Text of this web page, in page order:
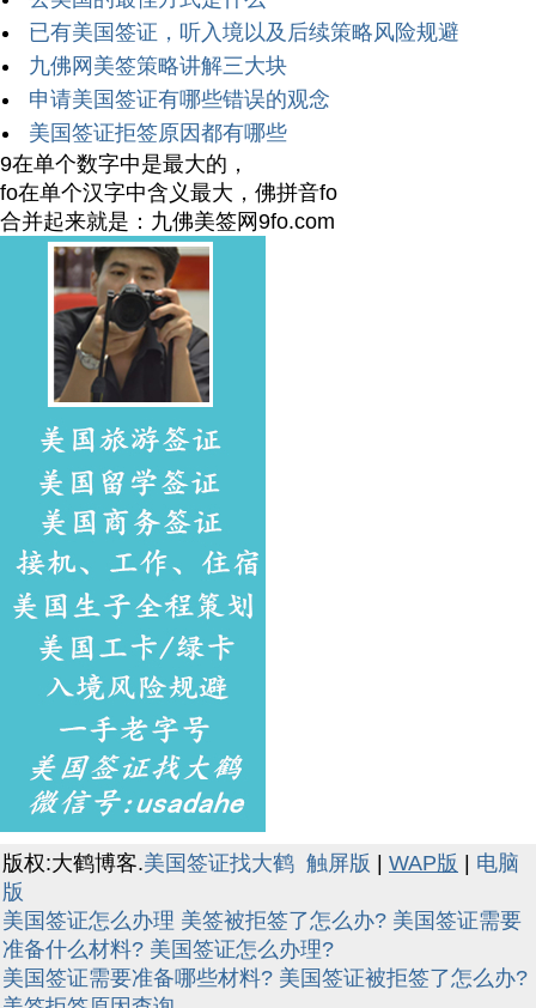
已有美国签证，听入境以及后续策略风险规避
九佛网美签策略讲解三大块
申请美国签证有哪些错误的观念
美国签证拒签原因都有哪些
9在单个数字中是最大的，
fo在单个汉字中含义最大，佛拼音fo
合并起来就是：九佛美签网9fo.com
版权:大鹤博客.美国签证找大鹤 触屏版 | WAP版 | 电脑
版
美国签证怎么办理 美签被拒签了怎么办? 美国签证需要
准备什么材料? 美国签证怎么办理?
美国签证需要准备哪些材料? 美国签证被拒签了怎么办?